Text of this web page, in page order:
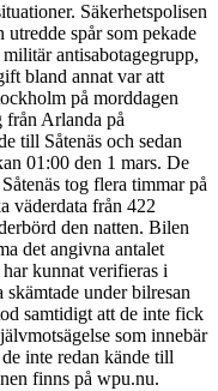
Säkerhetspolisen
spår som pekade
antisabotagegrupp,
bland annat var att
på morddagen
från Arlanda på
till Såtenäs och sedan
01:00 den 1 mars. De
tog flera timmar på
väderdata från 422
den natten. Bilen
det angivna antalet
kunnat verifieras i
under bilresan
samtidigt att de inte fick
som innebär
inte redan kände till
finns på wpu.nu.